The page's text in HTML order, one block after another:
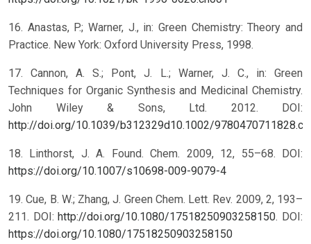
16. Anastas, P.; Warner, J., in: Green Chemistry: Theory and
Practice. New York: Oxford University Press, 1998.
17. Cannon, A. S.; Pont, J. L.; Warner, J. C., in: Green
Techniques for Organic Synthesis and Medicinal Chemistry.
John Wiley & Sons, Ltd. 2012. DOI:
http://doi.org/10.1039/b312329d10.1002/
18. Linthorst, J. A. Found. Chem. 2009, 12, 55–68. DOI:
https://doi.org/10.1007/s10698-009-9079-4
19. Cue, B. W.; Zhang, J. Green Chem. Lett. Rev. 2009, 2, 193–
211. DOI:http://doi.org/10.1080/17518250903258150. DOI:
https://doi.org/10.1080/17518250903258150